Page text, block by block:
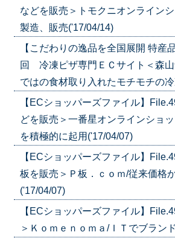
などを販売＞トモクニオンライン
製造、販売('17/04/14)
【こだわりの逸品を全国展開 特産
回 冷凍ピザ専門ＥＣサイト＜森山
ではの食材取り入れたモチモチの
【ECショッパーズファイル】
どを販売＞一番星オンラインショ
を積極的に起用('17/04/07)
【ECショッパーズファイル】
板を販売＞Ｐ板．ｃｏｍ/従来価格
('17/04/07)
【ECショッパーズファイル】
＞Ｋｏｍｅｎｏｍａ/ＩＴでブラン